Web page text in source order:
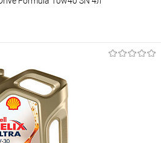
Под заказ